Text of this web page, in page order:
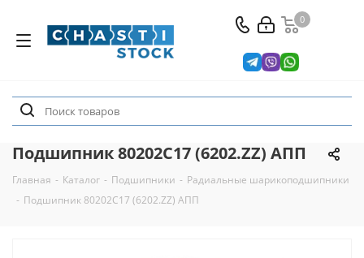
0
Подшипник 80202C17 (6202.ZZ) АПП
Главная - Каталог - Подшипники - Радиальные шарикоподшипники
- Подшипник 80202C17 (6202.ZZ) АПП